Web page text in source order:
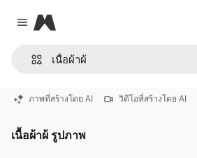
Close menu
Magnific
ภาพที่สร้างโดย AI วิดีโอที่สร้างโดย AI
เนื้อผ้าผ้ รูปภาพ